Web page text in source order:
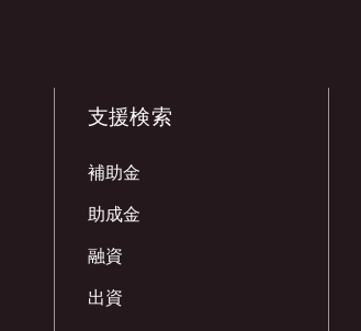
支援検索
補助金
助成金
融資
出資